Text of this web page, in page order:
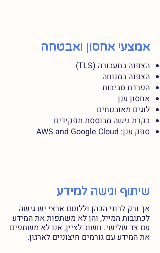
אמצעי אחסון ואבטחה
הצפנה בתעבורה (TLS)
הצפנה במנוחה
הפרדת סביבות
אחסון ענן
לוגים מאובטחים
בקרת גישה מבוססת תפקידים
ספק ענן: AWS and Google Cloud
שיתוף וגישה למידע
אך ורק לרוני הכהן וללוטם ארצי יש גישה
לכתובות המייל, והן לא משתפות את המידע
עם צד שלישי. חשוב לציין, אנו לא משתפים
את המידע עם גורמים חיצוניים לארגון.